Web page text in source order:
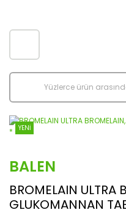
YENİ
BALEN
BROMELAIN ULTRA
GLUKOMANNAN